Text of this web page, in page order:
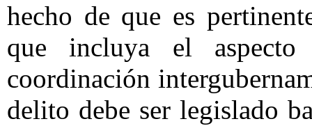
hecho de que es
que incluya el
coordinación
delito debe ser legislado